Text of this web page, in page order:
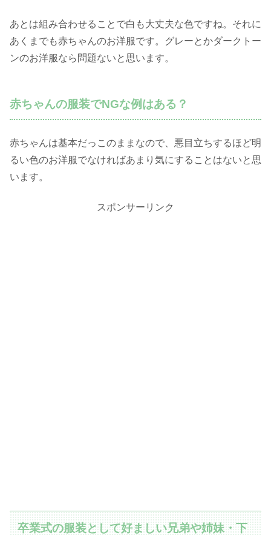
あとは組み合わせることで白も大丈夫な色ですね。それに
あくまでも赤ちゃんのお洋服です。グレーとかダークトー
ンのお洋服なら問題ないと思います。
赤ちゃんの服装でNGな例はある？
赤ちゃんは基本だっこのままなので、悪目立ちするほど明
るい色のお洋服でなければあまり気にすることはないと思
います。
スポンサーリンク
卒業式の服装として好ましい兄弟や姉妹・下